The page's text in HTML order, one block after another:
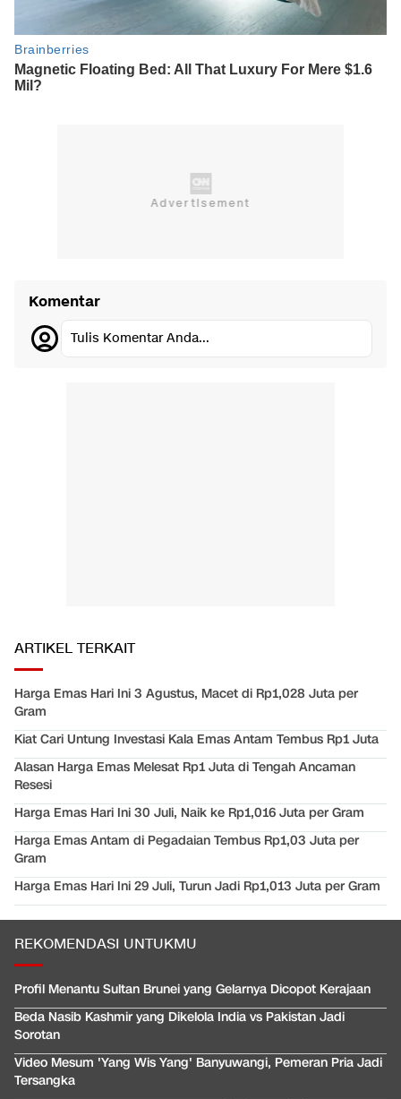
Komentar
Tulis Komentar Anda...
ARTIKEL TERKAIT
Harga Emas Hari Ini 3 Agustus, Macet di Rp1,028 Juta per
Gram
Kiat Cari Untung Investasi Kala Emas Antam Tembus Rp1 Juta
Alasan Harga Emas Melesat Rp1 Juta di Tengah Ancaman
Resesi
Harga Emas Hari Ini 30 Juli, Naik ke Rp1,016 Juta per Gram
Harga Emas Antam di Pegadaian Tembus Rp1,03 Juta per
Gram
Harga Emas Hari Ini 29 Juli, Turun Jadi Rp1,013 Juta per Gram
REKOMENDASI UNTUKMU
Profil Menantu Sultan Brunei yang Gelarnya Dicopot Kerajaan
Beda Nasib Kashmir yang Dikelola India vs Pakistan Jadi
Sorotan
Video Mesum 'Yang Wis Yang' Banyuwangi, Pemeran Pria Jadi
Tersangka